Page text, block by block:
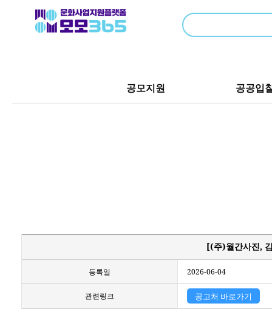
공모지원 공공입
[(주)월간사진,
등록일 2026-06-04
관련링크 공고처 바로가기